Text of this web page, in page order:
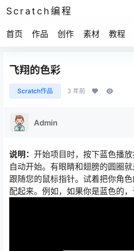
Scratch编程
首页 作品 创作 素材 教程
飞翔的色彩
Scratch作品 3 年前
Admin
说明： 开始项目时，按下蓝色播
自动开始。有眼睛和翅膀的圆圈
跟随您的鼠标指针。试着把你角
配起来。例如，如果你是蓝色的，